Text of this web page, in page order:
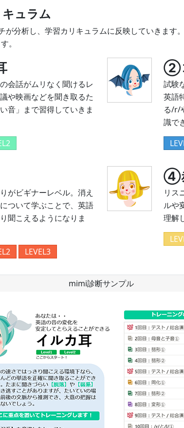
ュラム
が分析し、学習カリキュラムに反映していきます
。
会話がムリなく聞けるレ
や映画などを聞き取るた
音」まで習得していきま
➁
試験
英語
る/r/
識で
がビギナーレベル。消え
ついて学ぶことで、英語
聞こえるようになりま
LEVEL3
④
リス
ルや
理解
mimi診断サンプル